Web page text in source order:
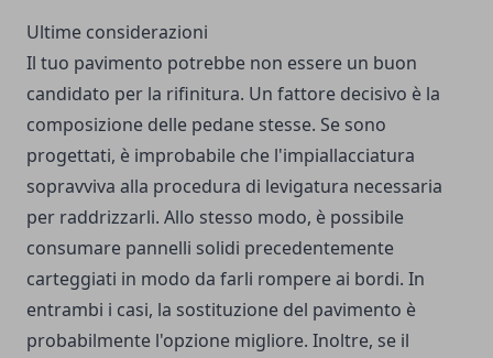
Ultime considerazioni
Il tuo pavimento potrebbe non essere un buon
candidato per la rifinitura. Un fattore decisivo è la
composizione delle pedane stesse. Se sono
progettati, è improbabile che l'impiallacciatura
sopravviva alla procedura di levigatura necessaria
per raddrizzarli. Allo stesso modo, è possibile
consumare pannelli solidi precedentemente
carteggiati in modo da farli rompere ai bordi. In
entrambi i casi, la sostituzione del pavimento è
probabilmente l'opzione migliore. Inoltre, se il